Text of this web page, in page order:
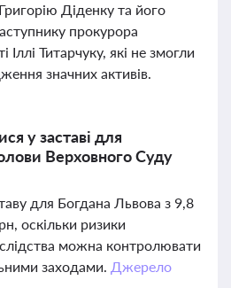
Діденку та його
прокурора
Іллі Титарчуку, які не змогли
значних активів.
у заставі для
Верховного Суду
для Богдана Львова з 9,8
оскільки ризики
можна контролювати
заходами. Джерело